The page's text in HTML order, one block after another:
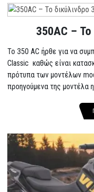
350AC – Το
To 350 AC ήρθε για να
Classic καθώς είναι
πρότυπα των μοντέλων
προηγούμενα της μοντέλα η